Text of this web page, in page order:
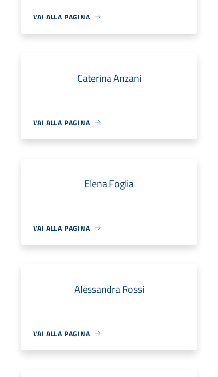
VAI ALLA PAGINA
Caterina Anzani
VAI ALLA PAGINA
Elena Foglia
VAI ALLA PAGINA
Alessandra Rossi
VAI ALLA PAGINA